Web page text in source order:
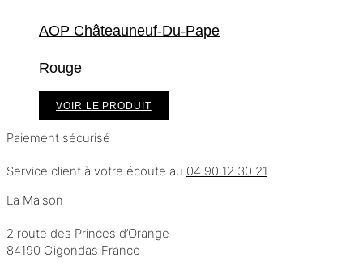
AOP Châteauneuf-Du-Pape
Rouge
VOIR LE PRODUIT
Paiement sécurisé
Service client à votre écoute au 04 90 12 30 21
La Maison
2 route des Princes d’Orange
84190 Gigondas France